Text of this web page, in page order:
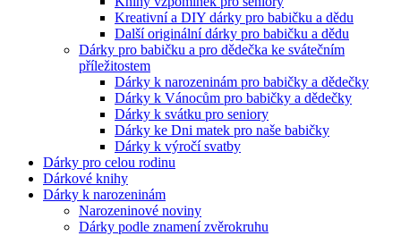
Kreativní a DIY dárky pro babičku a dědu
Další originální dárky pro babičku a dědu
Dárky pro babičku a pro dědečka ke svátečním
příležitostem
Dárky k narozeninám pro babičky a dědečky
Dárky k Vánocům pro babičky a dědečky
Dárky k svátku pro seniory
Dárky ke Dni matek pro naše babičky
Dárky k výročí svatby
Dárky pro celou rodinu
Dárkové knihy
Dárky k narozeninám
Narozeninové noviny
Dárky podle znamení zvěrokruhu